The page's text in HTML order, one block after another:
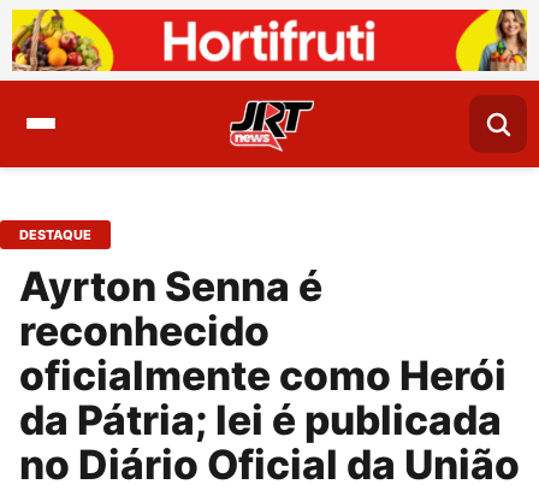
DESTAQUE
Ayrton Senna é
reconhecido
oficialmente como Herói
da Pátria; lei é publicada
no Diário Oficial da União